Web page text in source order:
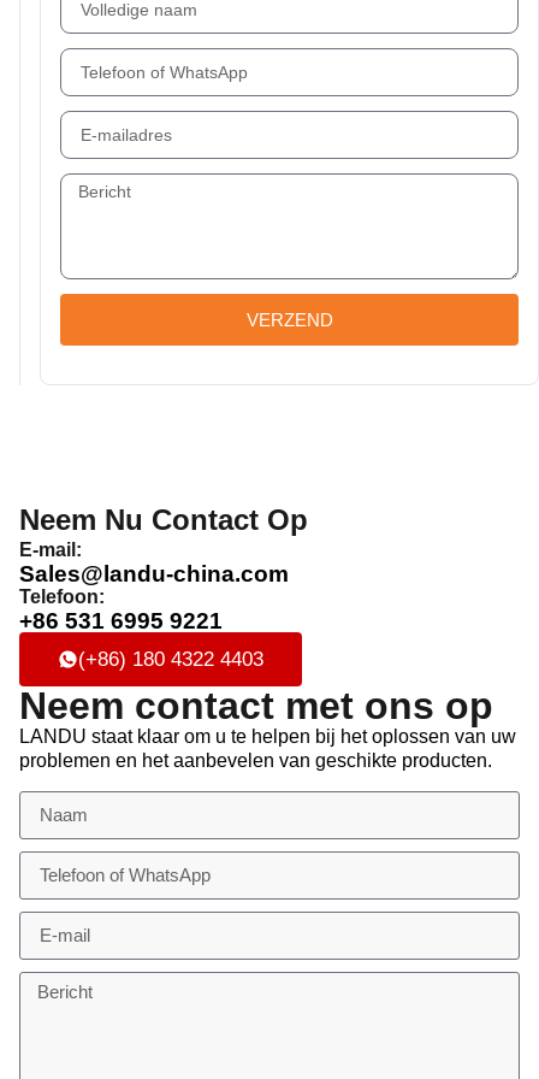
VERZEND
Neem Nu Contact Op
E-mail:
Sales@landu-china.com
Telefoon:
+86 531 6995 9221
(+86) 180 4322 4403
Neem contact met ons op
LANDU staat klaar om u te helpen bij het oplossen van uw
problemen en het aanbevelen van geschikte producten.